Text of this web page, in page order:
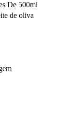
De 500ml
de oliva